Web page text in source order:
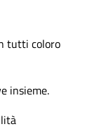
tutti coloro
insieme.